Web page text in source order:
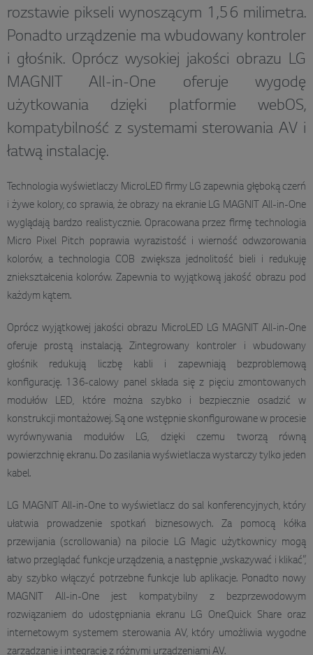
rozstawie pikseli wynoszącym 1,56 milimetra.
Ponadto urządzenie ma wbudowany kontroler
i głośnik. Oprócz wysokiej jakości obrazu LG
MAGNIT All-in-One oferuje wygodę
użytkowania dzięki platformie webOS,
kompatybilność z systemami sterowania AV i
łatwą instalację.
Technologia wyświetlaczy MicroLED firmy LG zapewnia głęboką czerń
i żywe kolory, co sprawia, że obrazy na ekranie LG MAGNIT All-in-One
wyglądają bardzo realistycznie. Opracowana przez firmę technologia
Micro Pixel Pitch poprawia wyrazistość i wierność odwzorowania
kolorów, a technologia COB zwiększa jednolitość bieli i redukuję
zniekształcenia kolorów. Zapewnia to wyjątkową jakość obrazu pod
każdym kątem.
Oprócz wyjątkowej jakości obrazu MicroLED LG MAGNIT All-in-One
oferuje prostą instalacją. Zintegrowany kontroler i wbudowany
głośnik redukują liczbę kabli i zapewniają bezproblemową
konfigurację. 136-calowy panel składa się z pięciu zmontowanych
modułów LED, które można szybko i bezpiecznie osadzić w
konstrukcji montażowej. Są one wstępnie skonfigurowane w procesie
wyrównywania modułów LG, dzięki czemu tworzą równą
powierzchnię ekranu. Do zasilania wyświetlacza wystarczy tylko jeden
kabel.
LG MAGNIT All-in-One to wyświetlacz do sal konferencyjnych, który
ułatwia prowadzenie spotkań biznesowych. Za pomocą kółka
przewijania (scrollowania) na pilocie LG Magic użytkownicy mogą
łatwo przeglądać funkcje urządzenia, a następnie „wskazywać i klikać”,
aby szybko włączyć potrzebne funkcje lub aplikacje. Ponadto nowy
MAGNIT All-in-One jest kompatybilny z bezprzewodowym
rozwiązaniem do udostępniania ekranu LG One:Quick Share oraz
internetowym systemem sterowania AV, który umożliwia wygodne
zarządzanie i integrację z różnymi urządzeniami AV.